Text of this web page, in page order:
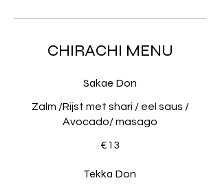
CHIRACHI MENU
Sakae Don
Zalm /Rijst met shari / eel saus /
Avocado/ masago
€13
Tekka Don